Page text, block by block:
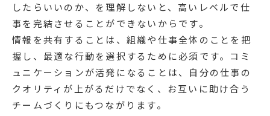
したらいいのか、を理解しないと、高いレベルで仕
事を完結させることができないからです。
情報を共有することは、組織や仕事全体のことを把
握し、最適な行動を選択するために必須です。コミ
ュニケーションが活発になることは、自分の仕事の
クオリティが上がるだけでなく、お互いに助け合う
チームづくりにもつながります。